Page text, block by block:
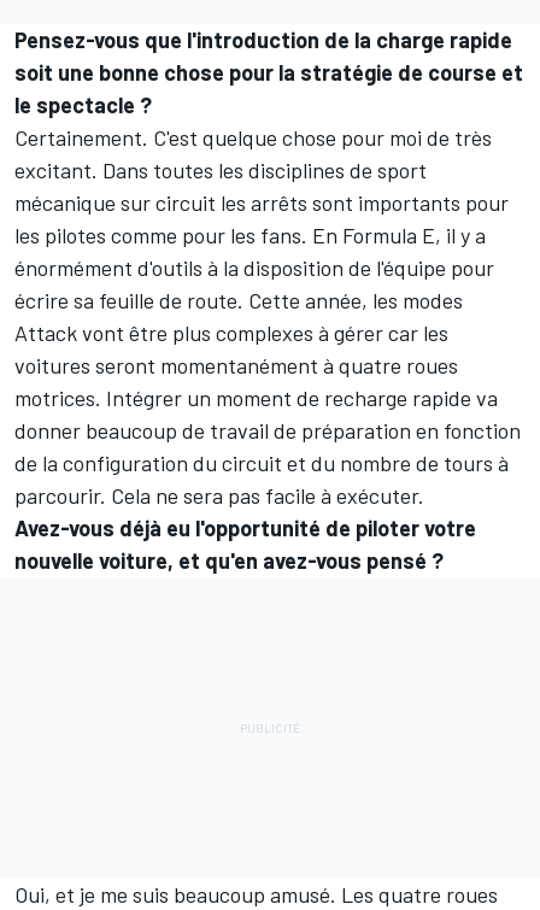
Pensez-vous que l'introduction de la charge rapide
soit une bonne chose pour la stratégie de course et
le spectacle ?
Certainement. C'est quelque chose pour moi de très
excitant. Dans toutes les disciplines de sport
mécanique sur circuit les arrêts sont importants pour
les pilotes comme pour les fans. En Formula E, il y a
énormément d'outils à la disposition de l'équipe pour
écrire sa feuille de route. Cette année, les modes
Attack vont être plus complexes à gérer car les
voitures seront momentanément à quatre roues
motrices. Intégrer un moment de recharge rapide va
donner beaucoup de travail de préparation en fonction
de la configuration du circuit et du nombre de tours à
parcourir. Cela ne sera pas facile à exécuter.
Avez-vous déjà eu l'opportunité de piloter votre
nouvelle voiture, et qu'en avez-vous pensé ?
Oui, et je me suis beaucoup amusé. Les quatre roues